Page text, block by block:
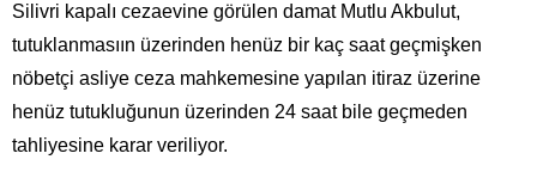
Silivri kapalı cezaevine görülen damat Mutlu Akbulut,
tutuklanmasıın üzerinden henüz bir kaç saat geçmişken
nöbetçi asliye ceza mahkemesine yapılan itiraz üzerine
henüz tutukluğunun üzerinden 24 saat bile geçmeden
tahliyesine karar veriliyor.